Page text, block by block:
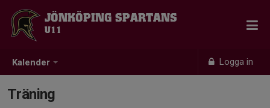
Kalender Logga in
JÖNKÖPING SPARTANS
U11
Träning